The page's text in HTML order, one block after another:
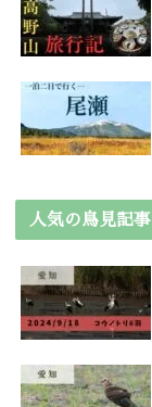
人気の鳥見記事